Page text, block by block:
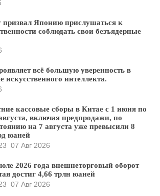
призвал Японию прислушаться к
соблюдать свои безъядерные
всё большую уверенность в
интеллекта.
кассовые сборы в Китае с 1 июня по
включая предпродажи, по
на 7 августа уже превысили 8
юаней
07 Авг 2026
2026 года внешнеторговый оборот
достиг 4,66 трлн юаней
07 Авг 2026